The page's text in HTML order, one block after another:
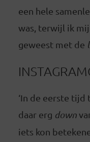
een hele
was, terwijl ik
geweest met de
‘In de eerste
daar erg down
iets kon